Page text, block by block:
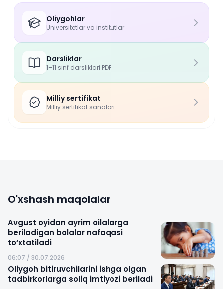
Oliygohlar
Universitetlar va institutlar
Darsliklar
1–11 sinf darsliklari PDF
Milliy sertifikat
Milliy sertifikat sanalari
O'xshash maqolalar
Avgust oyidan ayrim oilalarga
beriladigan bolalar nafaqasi
to‘xtatiladi
06:07 / 30.07.2026
Oliygoh bitiruvchilarini ishga olgan
tadbirkorlarga soliq imtiyozi beriladi